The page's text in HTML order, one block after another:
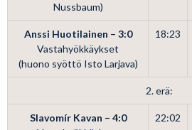
Nussbaum)
Anssi Huotilainen – 3:0
Vastahyökkäykset
(huono syöttö Isto Larjava)
18:23
2. erä:
Slavomír Kavan – 4:0
22:02